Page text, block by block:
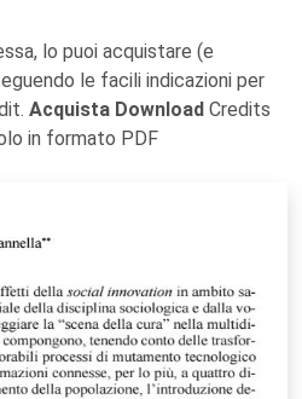
lo puoi acquistare (e
le facili indicazioni per
Acquista Download Credits
in formato PDF